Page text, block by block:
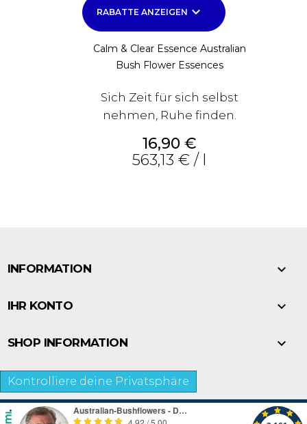
RABATTE ANZEIGEN keyboard_arrow_down
Calm & Clear Essence Australian
Bush Flower Essences
Sich Zeit für sich selbst
nehmen, Ruhe finden.
Preis
16,90 €
563,13 € / l
INFORMATION 
IHR KONTO 
SHOP INFORMATION 
Kontrolliere deine Privatsphäre